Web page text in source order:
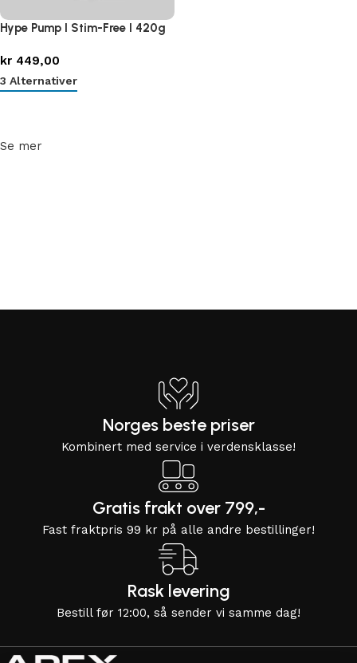
Hype Pump I Stim-Free I 420g
kr 449,00
3 Alternativer
Se mer
Norges beste priser
Kombinert med service i verdensklasse!
Gratis frakt over 799,-
Fast fraktpris 99 kr på alle andre bestillinger!
Rask levering
Bestill før 12:00, så sender vi samme dag!